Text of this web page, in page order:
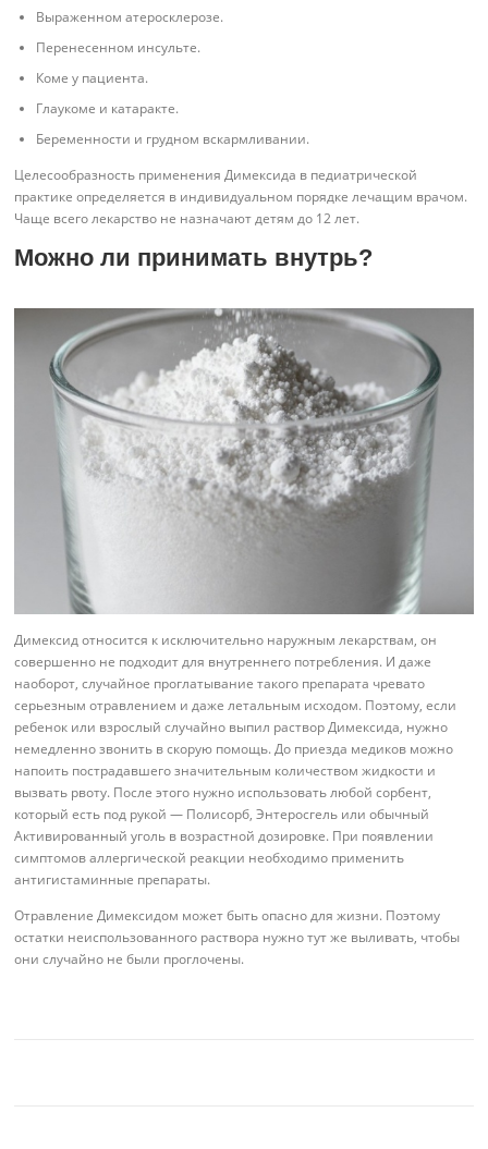
Выраженном атеросклерозе.
Перенесенном инсульте.
Коме у пациента.
Глаукоме и катаракте.
Беременности и грудном вскармливании.
Целесообразность применения Димексида в педиатрической
практике определяется в индивидуальном порядке лечащим врачом.
Чаще всего лекарство не назначают детям до 12 лет.
Можно ли принимать внутрь?
Димексид относится к исключительно наружным лекарствам, он
совершенно не подходит для внутреннего потребления. И даже
наоборот, случайное проглатывание такого препарата чревато
серьезным отравлением и даже летальным исходом. Поэтому, если
ребенок или взрослый случайно выпил раствор Димексида, нужно
немедленно звонить в скорую помощь. До приезда медиков можно
напоить пострадавшего значительным количеством жидкости и
вызвать рвоту. После этого нужно использовать любой сорбент,
который есть под рукой — Полисорб, Энтеросгель или обычный
Активированный уголь в возрастной дозировке. При появлении
симптомов аллергической реакции необходимо применить
антигистаминные препараты.
Отравление Димексидом может быть опасно для жизни. Поэтому
остатки неиспользованного раствора нужно тут же выливать, чтобы
они случайно не были проглочены.